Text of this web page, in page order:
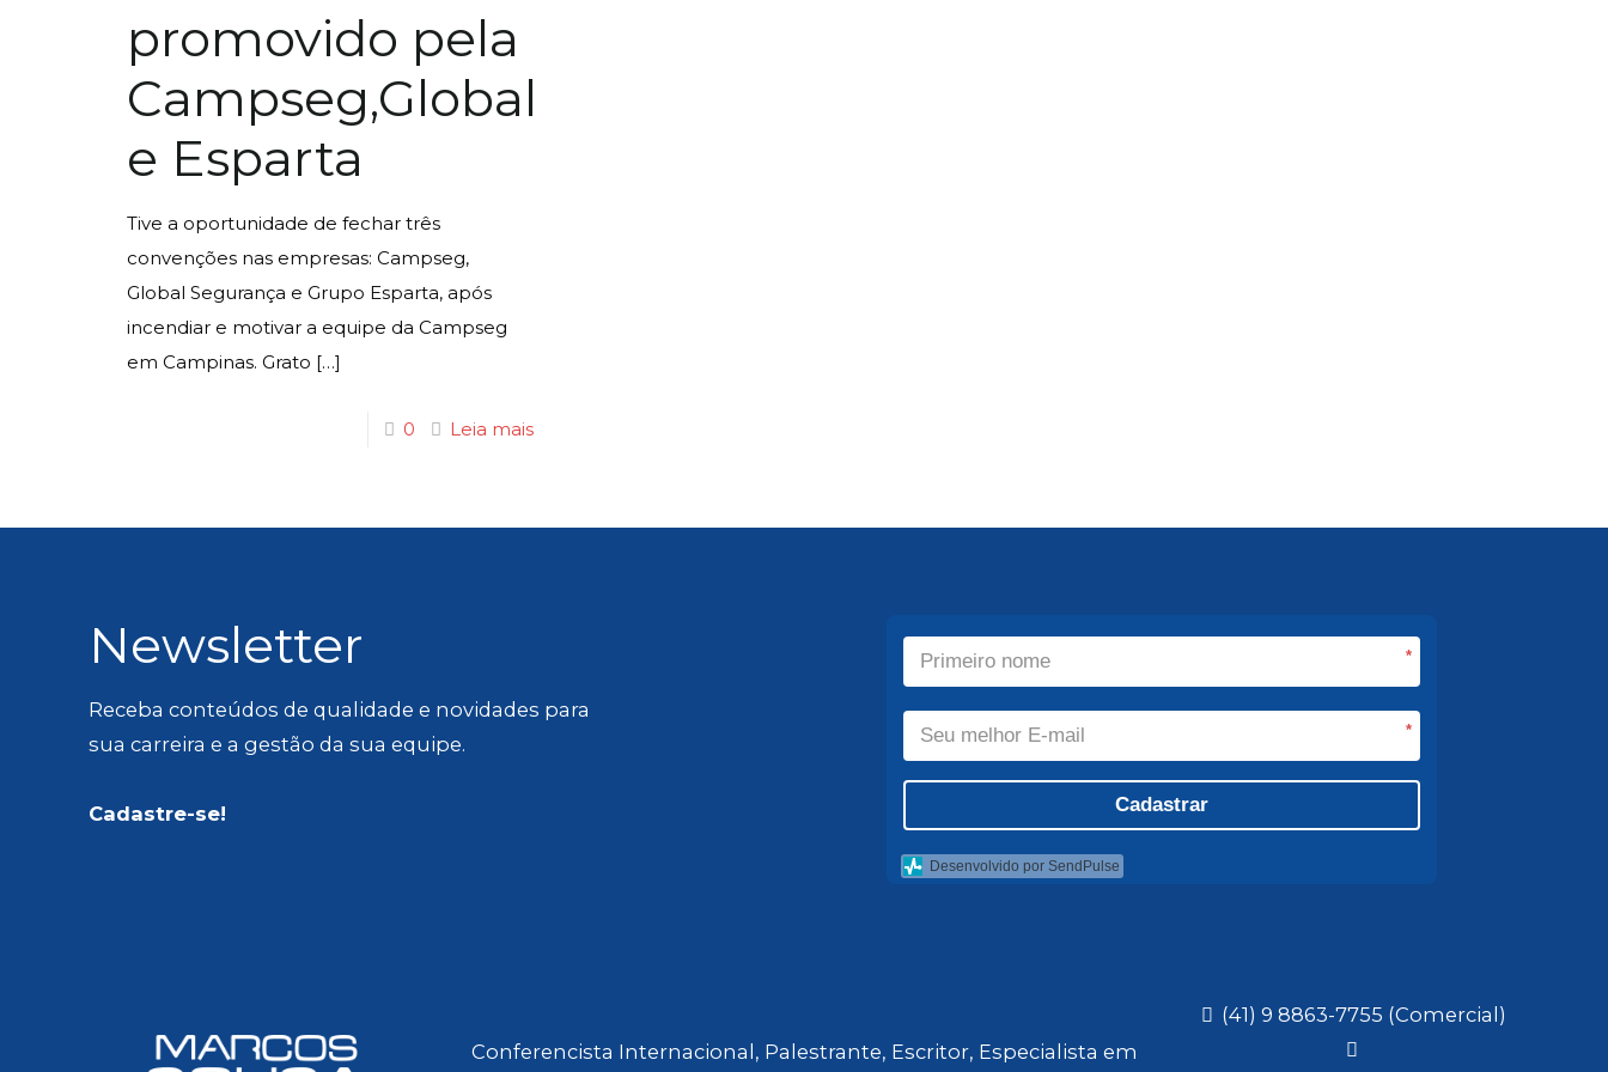
promovido pela
Campseg,Global
e Esparta
Tive a oportunidade de fechar três
convenções nas empresas: Campseg,
Global Segurança e Grupo Esparta, após
incendiar e motivar a equipe da Campseg
em Campinas. Grato […]
0 Leia mais
Newsletter
Receba conteúdos de qualidade e novidades para
sua carreira e a gestão da sua equipe.
Cadastre-se!
*
*
Cadastrar
Desenvolvido por SendPulse
Conferencista Internacional, Palestrante, Escritor, Especialista em
(41) 9 8863-7755 (Comercial)